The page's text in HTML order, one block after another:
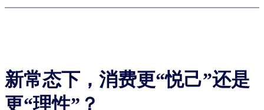
新常态下，消费更“悦己”还是
更“理性”？